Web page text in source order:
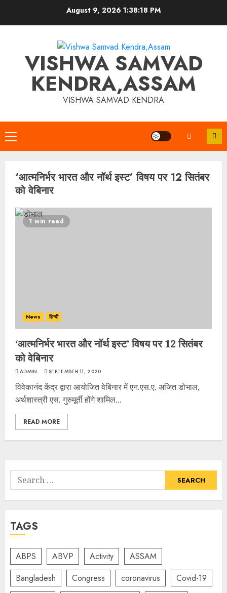
August 9, 2026 1:38:18 PM
VISHWA SAMVAD
KENDRA,ASSAM
VISHWA SAMVAD KENDRA
Primary
Menu
‘आत्मनिर्भर भारत और नॉर्थ इस्ट’ विषय पर 12 सितंबर
को वेबिनार
1 min read
News हिन्दी
‘आत्मनिर्भर भारत और नॉर्थ इस्ट’ विषय पर 12 सितंबर
को वेबिनार
ADMIN SEPTEMBER 11, 2020
विवेकानंद केंद्र द्वारा आयोजित वेबिनार में एन.एस.ए. अजित डोभाल,
अर्थशास्त्री एस. गुरुमूर्ती होंगे शामिल...
READ MORE
Search
for:
TAGS
ABPS ABVP Activity
ASSAM
Bangladesh
Congress coronavirus
Covid-19